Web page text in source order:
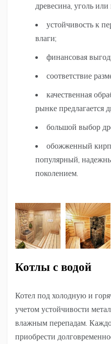
древесина, уголь или
устойчивость к
влаги;
финансовая
соответствие
качественная
рынке предлагается
большой выбор
обожженный
популярный,
поколением.
Котлы с водой
Котел под холодную и
учетом устойчивости
влажным перепадам.
приобрести